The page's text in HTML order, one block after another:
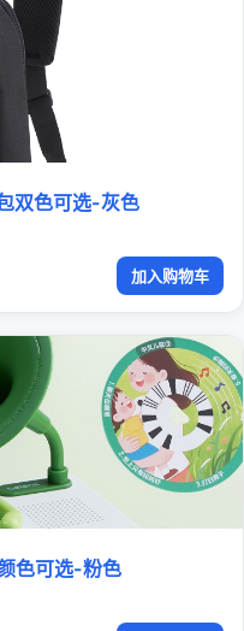
双色可选-灰色
加入购物车
色可选-粉色